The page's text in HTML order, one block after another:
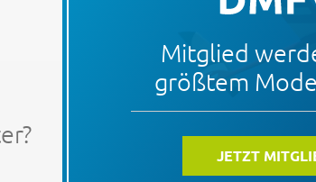
Mitglied
größtem
JETZT